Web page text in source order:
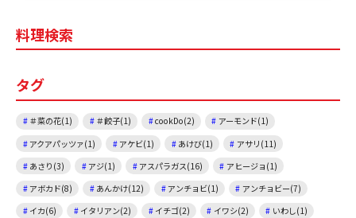
料理検索
タグ
＃菜の花(1) ＃餃子(1) cookDo(2)
アーモンド(1)
アクアパッツァ(1)
アケビ(1) あけび(1)
アサリ(11)
あさり(3)
アジ(1) アスパラガス(16)
アヒージョ(1)
アボカド(8)
あんかけ(12) アンチョビ(1)
アンチョビー(7)
イカ(6)
イタリアン(2) イチゴ(2) イワシ(2)
いわし(1)